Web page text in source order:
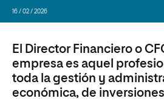
16 / 02 / 2026
El Director Financiero o
empresa es aquel
toda la gestión y
económica, de